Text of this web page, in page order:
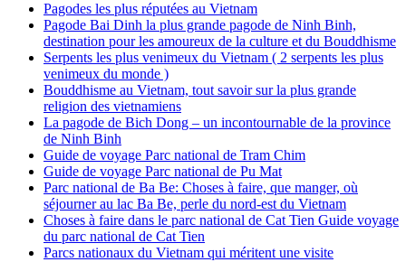
Pagodes les plus réputées au Vietnam
Pagode Bai Dinh la plus grande pagode de Ninh Binh,
destination pour les amoureux de la culture et du Bouddhisme
Serpents les plus venimeux du Vietnam ( 2 serpents les plus
venimeux du monde )
Bouddhisme au Vietnam, tout savoir sur la plus grande
religion des vietnamiens
La pagode de Bich Dong – un incontournable de la province
de Ninh Binh
Guide de voyage Parc national de Tram Chim
Guide de voyage Parc national de Pu Mat
Parc national de Ba Be: Choses à faire, que manger, où
séjourner au lac Ba Be, perle du nord-est du Vietnam
Choses à faire dans le parc national de Cat Tien Guide voyage
du parc national de Cat Tien
Parcs nationaux du Vietnam qui méritent une visite